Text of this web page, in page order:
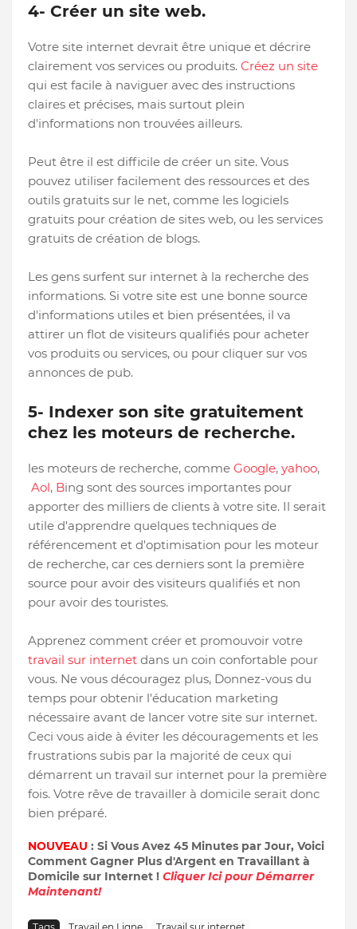
4- Créer un site web.
Votre site internet devrait être unique et décrire
clairement vos services ou produits. Créez un site
qui est facile à naviguer avec des instructions
claires et précises, mais surtout plein
d'informations non trouvées ailleurs.
Peut être il est difficile de créer un site. Vous
pouvez utiliser facilement des ressources et des
outils gratuits sur le net, comme les logiciels
gratuits pour création de sites web, ou les services
gratuits de création de blogs.
Les gens surfent sur internet à la recherche des
informations. Si votre site est une bonne source
d'informations utiles et bien présentées, il va
attirer un flot de visiteurs qualifiés pour acheter
vos produits ou services, ou pour cliquer sur vos
annonces de pub.
5- Indexer son site gratuitement
chez les moteurs de recherche.
les moteurs de recherche, comme Google, yahoo,
Aol, Bing sont des sources importantes pour
apporter des milliers de clients à votre site. Il serait
utile d'apprendre quelques techniques de
référencement et d'optimisation pour les moteur
de recherche, car ces derniers sont la première
source pour avoir des visiteurs qualifiés et non
pour avoir des touristes.
Apprenez comment créer et promouvoir votre
travail sur internet dans un coin confortable pour
vous. Ne vous découragez plus, Donnez-vous du
temps pour obtenir l'éducation marketing
nécessaire avant de lancer votre site sur internet.
Ceci vous aide à éviter les découragements et les
frustrations subis par la majorité de ceux qui
démarrent un travail sur internet pour la première
fois. Votre rêve de travailler à domicile serait donc
bien préparé.
NOUVEAU : Si Vous Avez 45 Minutes par Jour, Voici
Comment Gagner Plus d'Argent en Travaillant à
Domicile sur Internet ! Cliquer Ici pour Démarrer
Maintenant!